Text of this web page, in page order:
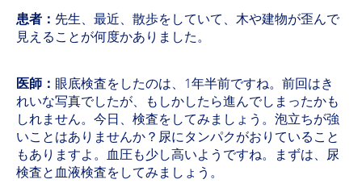
患者： 先生、最近、散歩をしていて、木や建物が歪んで
見えることが何度かありました。
医師： 眼底検査をしたのは、1年半前ですね。前回はき
れいな写真でしたが、もしかしたら進んでしまったかも
しれません。今日、検査をしてみましょう。泡立ちが強
いことはありませんか？尿にタンパクがおりていること
もありますよ。血圧も少し高いようですね。まずは、尿
検査と血液検査をしてみましょう。